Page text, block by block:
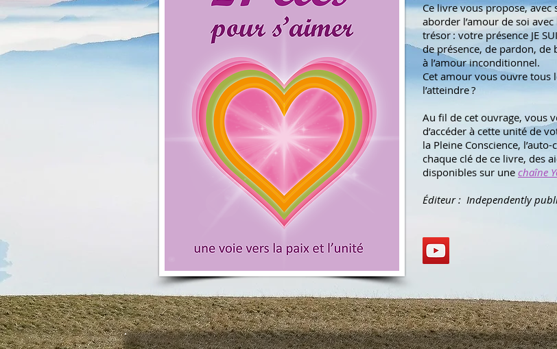
Ce livre vous propose,
aborder l’amour de soi
trésor : votre présence JE
de présence, de pardon, de
à l’amour inconditionnel.
Cet amour vous ouvre tous
l’atteindre ?
Au fil de cet ouvrage, vous
d’accéder à cette unité de
la Pleine Conscience,
chaque clé de ce livre, des
disponibles sur une chaîne
Éditeur : ‎ Independently